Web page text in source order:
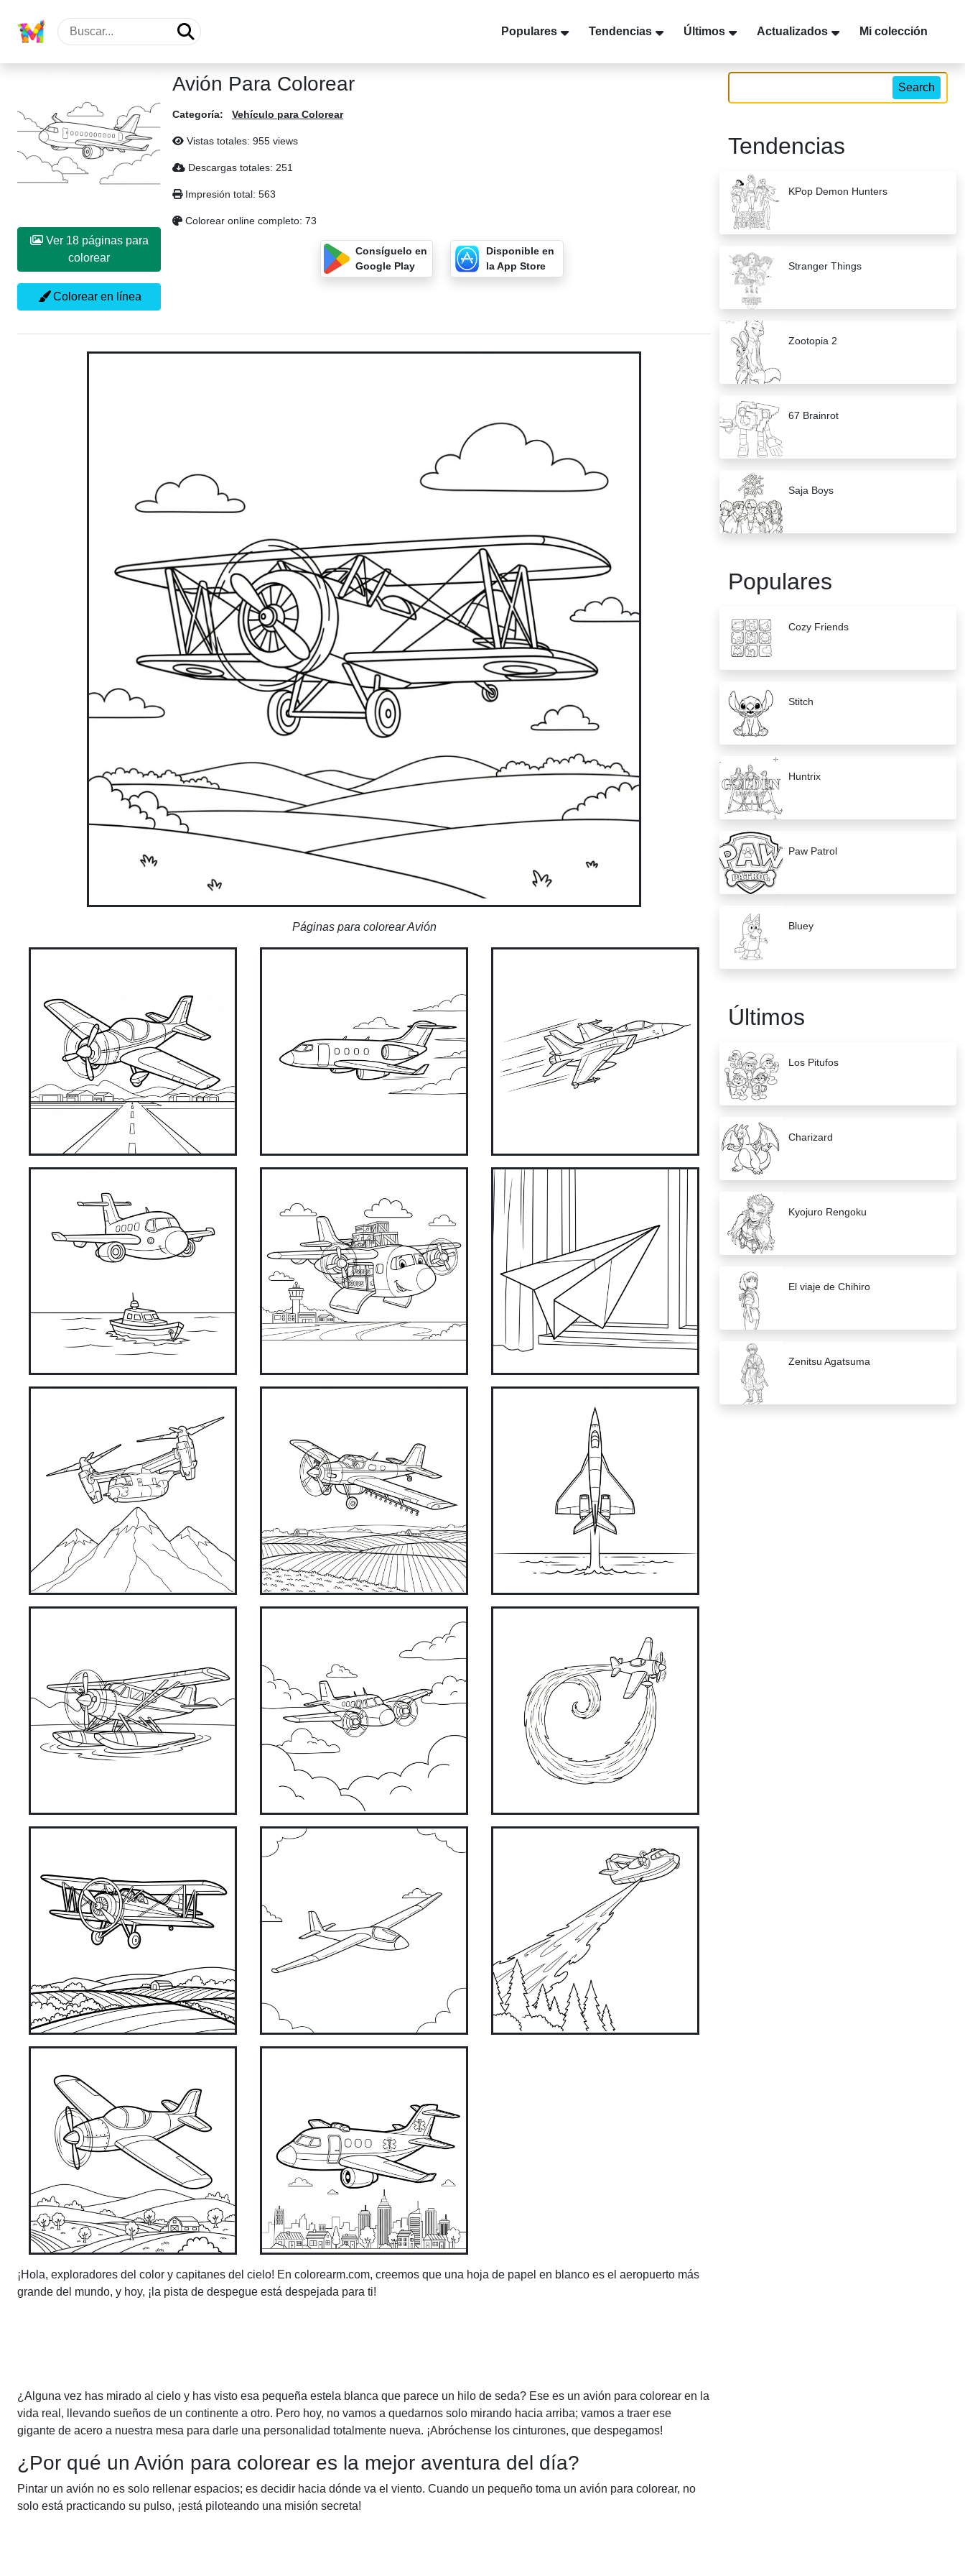
Populares Tendencias Últimos Actualizados Mi colección
Ver 18 páginas para
colorear
Colorear en línea
Avión Para Colorear
Categoría: Vehículo para Colorear
Vistas totales: 955 views
Descargas totales: 251
Impresión total: 563
Colorear online completo: 73
Consíguelo en
Google Play
Disponible en
la App Store
Páginas para colorear Avión
¡Hola, exploradores del color y capitanes del cielo! En colorearm.com, creemos que una hoja de papel en blanco es el aeropuerto más
grande del mundo, y hoy, ¡la pista de despegue está despejada para ti!
¿Alguna vez has mirado al cielo y has visto esa pequeña estela blanca que parece un hilo de seda? Ese es un avión para colorear en la
vida real, llevando sueños de un continente a otro. Pero hoy, no vamos a quedarnos solo mirando hacia arriba; vamos a traer ese
gigante de acero a nuestra mesa para darle una personalidad totalmente nueva. ¡Abróchense los cinturones, que despegamos!
¿Por qué un Avión para colorear es la mejor aventura del día?
Pintar un avión no es solo rellenar espacios; es decidir hacia dónde va el viento. Cuando un pequeño toma un avión para colorear, no
solo está practicando su pulso, ¡está piloteando una misión secreta!
Search
Tendencias
KPop Demon Hunters
Stranger Things
Zootopia 2
67 Brainrot
Saja Boys
Populares
Cozy Friends
Stitch
Huntrix
Paw Patrol
Bluey
Últimos
Los Pitufos
Charizard
Kyojuro Rengoku
El viaje de Chihiro
Zenitsu Agatsuma